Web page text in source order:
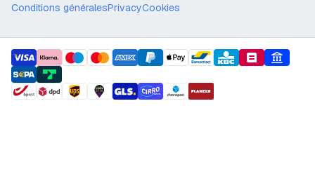
Conditions généralesPrivacyCookies
payment methods
shipment methods